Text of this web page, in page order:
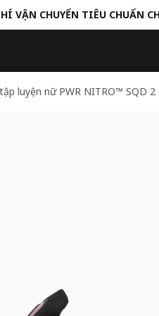
VẬN CHUYỂN TIÊU CHUẨN
luyện nữ PWR NITRO™ SQD 2